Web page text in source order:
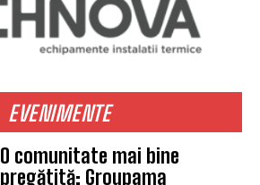
EVENIMENTE
O comunitate mai bine
pregătită: Groupama